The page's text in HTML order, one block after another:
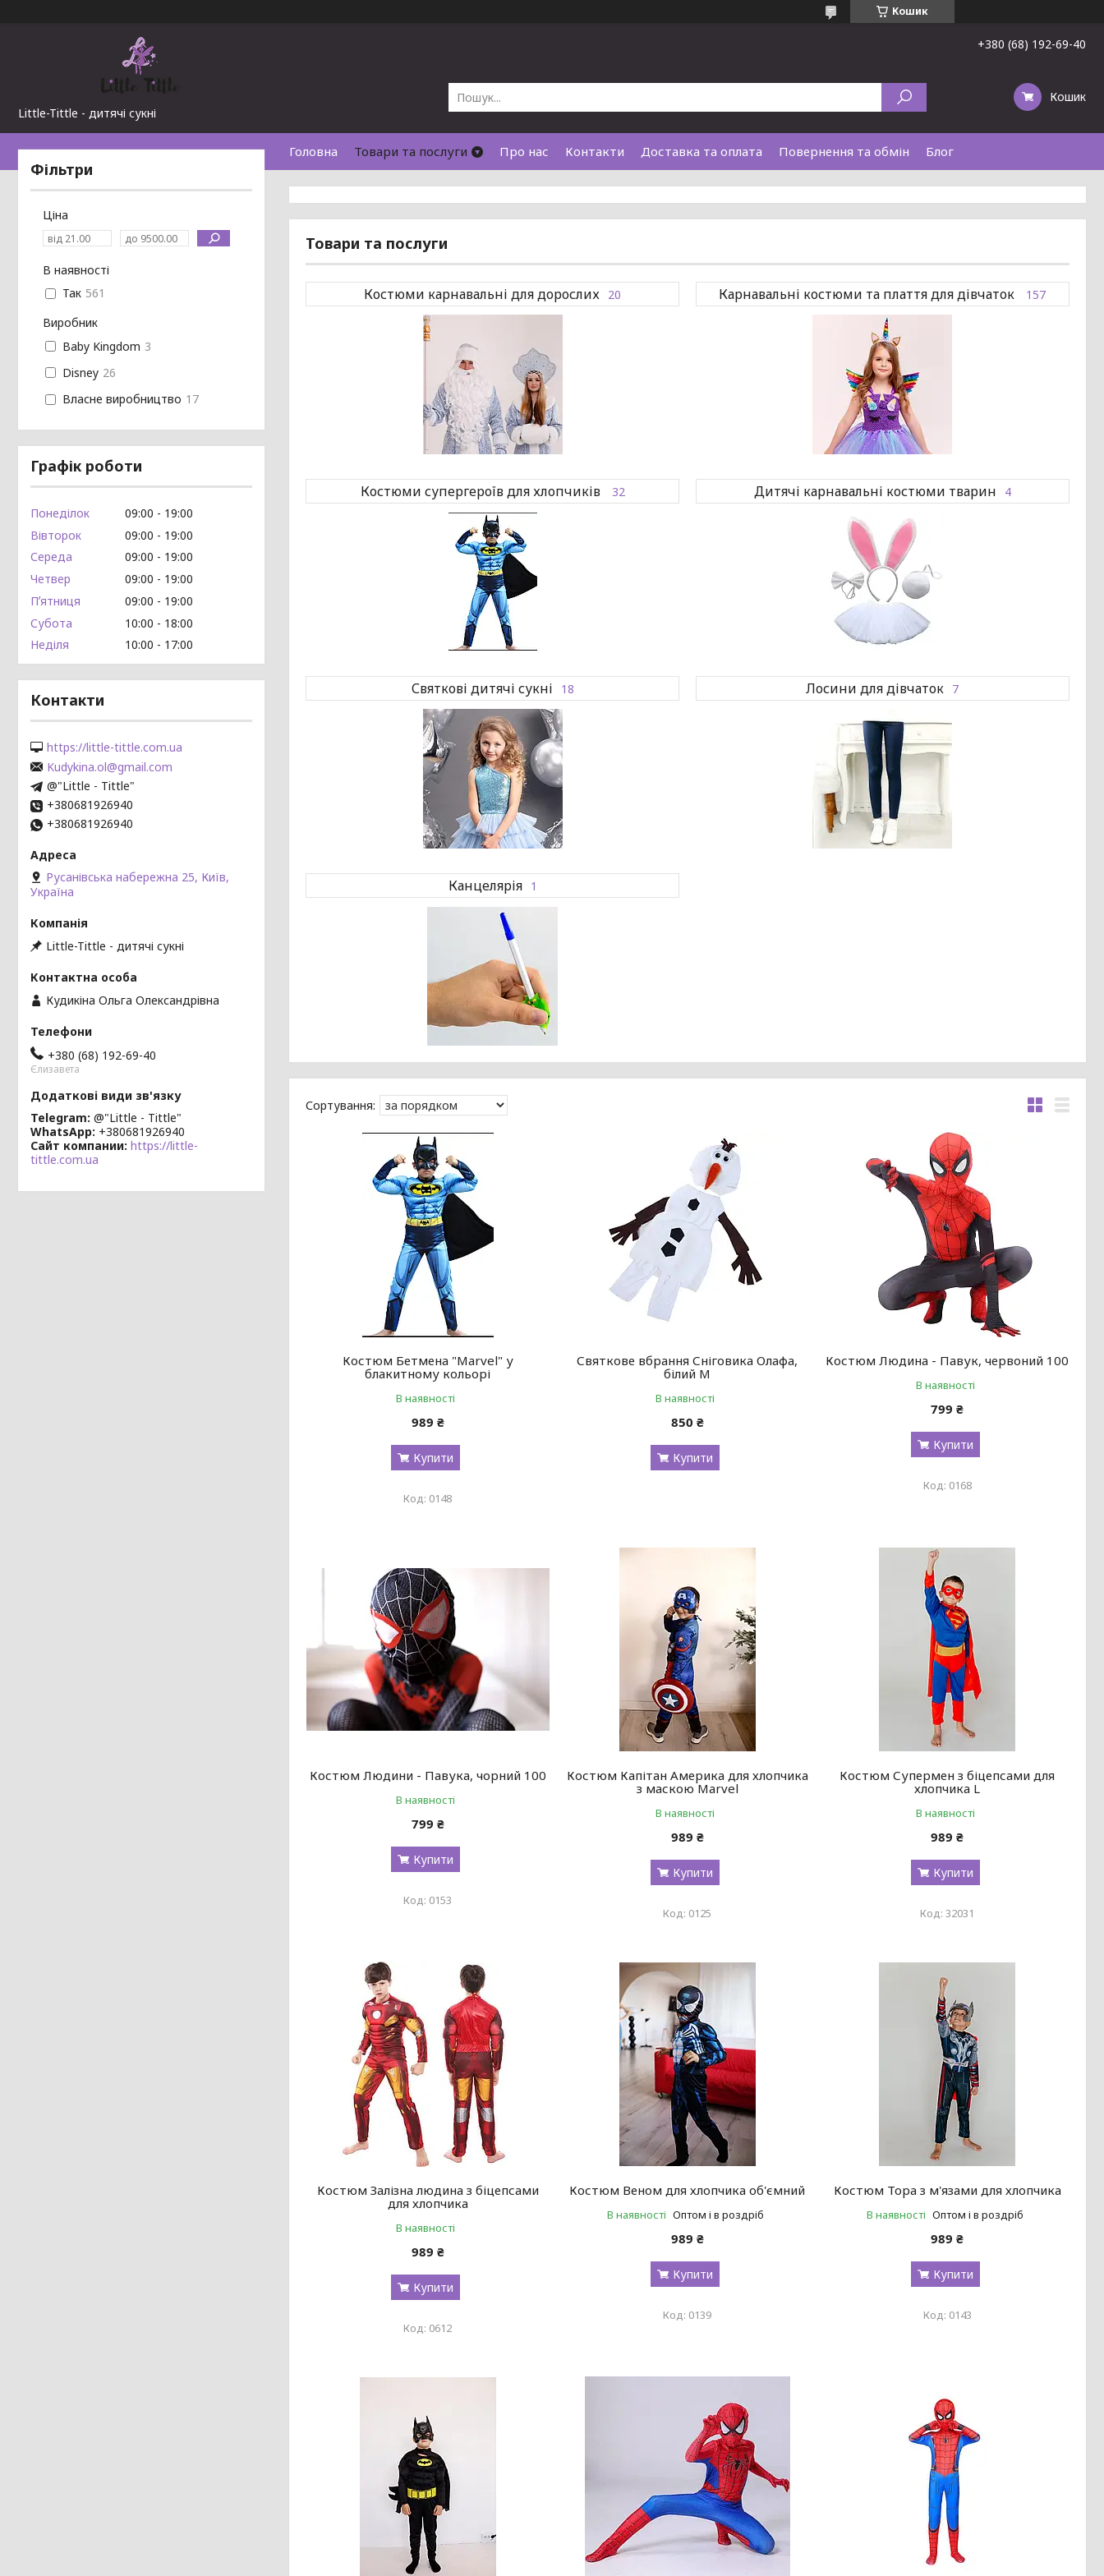
Кошик
Little-Tittle - дитячі сукні
+380 (68) 192-69-40
Кошик
Головна Товари та послуги Про нас Контакти Доставка та оплата Повернення та обмін Блог
Товари та послуги
Костюми карнавальні для дорослих 20 Карнавальні костюми та плаття для дівчаток 157
Костюми супергероїв для хлопчиків 32 Дитячі карнавальні костюми тварин 4
Святкові дитячі сукні 18 Лосини для дівчаток 7
Канцелярія 1
Костюм Бетмена "Marvel" у
блакитному кольорі
В наявності
989 ₴
Купити
0148
Святкове вбрання Сніговика Олафа,
білий M
В наявності
850 ₴
Купити
Костюм Людина - Павук, червоний 100
В наявності
799 ₴
Купити
0168
Костюм Людини - Павука, чорний 100
В наявності
799 ₴
Купити
0153
Костюм Капітан Америка для хлопчика
з маскою Marvel
В наявності
989 ₴
Купити
0125
Костюм Супермен з біцепсами для
хлопчика L
В наявності
989 ₴
Купити
32031
Костюм Залізна людина з біцепсами
для хлопчика
В наявності
989 ₴
Купити
0612
Костюм Веном для хлопчика об'ємний
В наявності Оптом і в роздріб
989 ₴
Купити
0139
Костюм Тора з м'язами для хлопчика
В наявності Оптом і в роздріб
989 ₴
Купити
0143
Фільтри
Ціна
В наявності
Так 561
Виробник
Baby Kingdom 3
Disney 26
Власне виробництво 17
Графік роботи
Понеділок 09:00
19:00
Вівторок
09:00
19:00
Середа
09:00
19:00
Четвер
09:00
19:00
Пʼятниця
09:00
19:00
Субота
10:00
18:00
Неділя
10:00 17:00
Контакти
https://little-tittle.com.ua
Kudykina.ol@gmail.com
@"Little - Tittle"
+380681926940
+380681926940
Русанівська набережна 25, Київ,
Україна
Little-Tittle - дитячі сукні
Кудикіна Ольга Олександрівна
+380 (68) 192-69-40
Єлизавета
Telegram @"Little - Tittle"
WhatsApp +380681926940
Сайт компании https://little-
tittle.com.ua